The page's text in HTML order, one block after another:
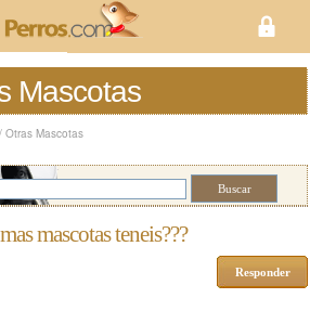
Mascotas
/ Otras Mascotas
mascotas teneis???
Responder